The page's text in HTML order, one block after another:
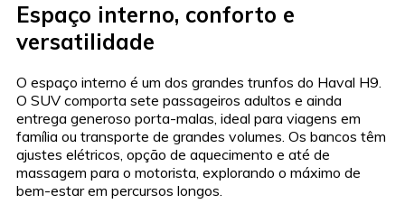
Espaço interno, conforto e
versatilidade
O espaço interno é um dos grandes trunfos do Haval H9.
O SUV comporta sete passageiros adultos e ainda
entrega generoso porta-malas, ideal para viagens em
família ou transporte de grandes volumes. Os bancos têm
ajustes elétricos, opção de aquecimento e até de
massagem para o motorista, explorando o máximo de
bem-estar em percursos longos.